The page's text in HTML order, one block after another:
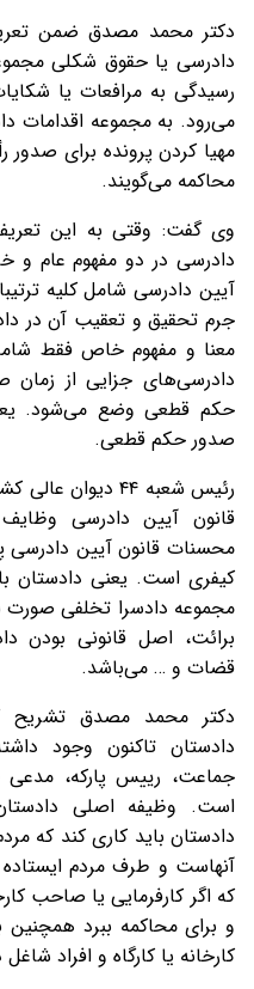
دکتر محمد مصدق ضمن
دادرسی یا حقوق شکلی
رسیدگی به مرافعات یا
می‌رود. به مجموعه اقدامات
مهیا کردن پرونده برای
محاکمه می‌گویند.
وی گفت: وقتی به این
دادرسی در دو مفهوم عام و
آیین دادرسی شامل کلیه
جرم تحقیق و تعقیب آن در
معنا و مفهوم خاص فقط
دادرسی‌های جزایی از زمان
حکم قطعی وضع می‌شود.
صدور حکم قطعی.
رئیس شعبه ۴۴
قانون آیین دادرسی
محسنات قانون آیین دادرسی
کیفری است. یعنی دادستان
مجموعه دادسرا تخلفی
برائت، اصل قانونی بودن
قضات و … می‌باشد.
دکتر محمد مصدق تشریح
دادستان تاکنون وجود
جماعت، رییس پارکه،
است. وظیفه اصلی
دادستان باید کاری کند که
آنهاست و طرف مردم
که اگر کارفرمایی یا صاحب
و برای محاکمه ببرد همچنین
کارخانه یا کارگاه و افراد